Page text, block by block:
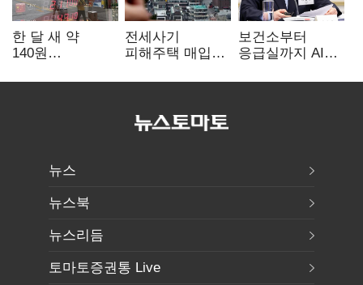
한 달 새 약
140원
엔저'에 원화
전세사기
피해주택 매입
누적 피해자
보건소부터
응급실까지 AI
혁신 본격화
뉴스
뉴스북
뉴스리듬
토마토증권통 Live